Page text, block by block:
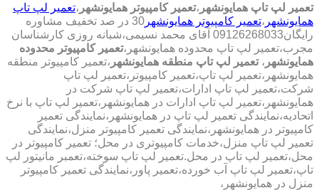
تعمیر لپ تاپ همایونشهر ،تعمیر کامپیوتر همایونشهر ،تعمیر لپ تاپ
همایونشهر ،تعمیر کامپیوتر همایونشهر
30 در صد تخفیف مشاوره
رایگان09126268033 آقای محمد نسیمی،شبانه روزی کارشناسان
مجرب،تعمیر لپ تاپ محدوده همایونشهر،تعمیر کامپیوتر محدوده
همایونشهر ، تعمیر لپ تاپ منطقه همایونشهر ،تعمیر کامپیوتر منطقه
همایونشهر،تعمیر لپ تاپ،تعمیر کامپیوتر،تعمیر لپ تاپ
شرکت،تعمیر لپ تاپ ادارات،تعمیر لپ تاپ شرکت در
همایونشهر،تعمیر لپ تاپ ادارات در همایونشهر،تعمیر لپ تاپ با نرخ
اتحادیه،نمایندگی تعمیر لپ تاپ در همایونشهر،نمایندگی تعمیر
کامپیوتر در همایونشهر،نمایندگی تعمیر کامپیوتر منزل،نمایندگی
تعمیر لپ تاپ منزل،خدمات کامپیوتری در محل؛ تعمیر کامپیوتر در
محل،تعمیر لپ تاپ در محل.تعمیر لپ تاپ سوخته،تعمبر مانیتور لپ
تاپ،تعمیر لپ تاپ آب خورده،تعمیر پاور،نمایندگی تعمیر کامپیوتر
منزل در همایونشهر،